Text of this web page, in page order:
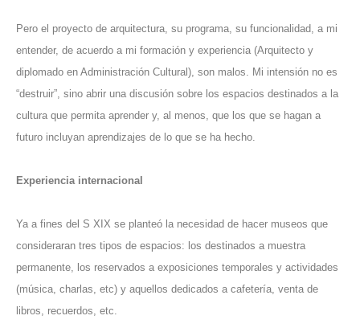
Pero el proyecto de arquitectura, su programa, su funcionalidad, a mi
entender, de acuerdo a mi formación y experiencia (Arquitecto y
diplomado en Administración Cultural), son malos. Mi intensión no es
“destruir”, sino abrir una discusión sobre los espacios destinados a la
cultura que permita aprender y, al menos, que los que se hagan a
futuro incluyan aprendizajes de lo que se ha hecho.
Experiencia internacional
Ya a fines del S XIX se planteó la necesidad de hacer museos que
consideraran tres tipos de espacios: los destinados a muestra
permanente, los reservados a exposiciones temporales y actividades
(música, charlas, etc) y aquellos dedicados a cafetería, venta de
libros, recuerdos, etc.